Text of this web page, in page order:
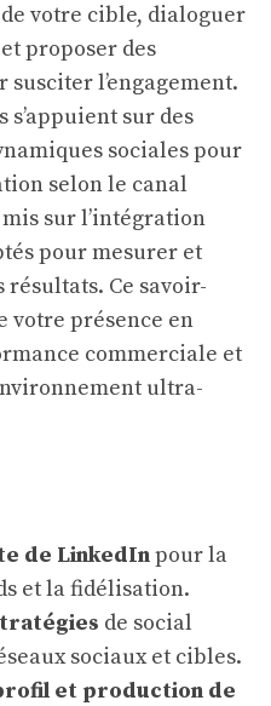
votre cible, dialoguer
proposer des
l’engagement.
s’appuient sur des
sociales pour
selon le canal
mis sur l’intégration
pour mesurer et
Ce savoir-
présence en
commerciale et
ultra-
de LinkedInpour la
et la fidélisation.
de social
sociaux et cibles.
et production de